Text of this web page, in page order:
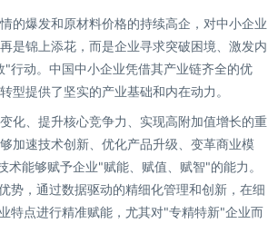
的爆发和原材料价格的持续高企，对中小企业
是锦上添花，而是企业寻求突破困境、激发内
行动。中国中小企业凭借其产业链齐全的优
提供了坚实的产业基础和内在动力。
化、提升核心竞争力、实现高附加值增长的重
加速技术创新、优化产品升级、变革商业模
能够赋予企业"赋能、赋值、赋智"的能力。
势，通过数据驱动的精细化管理和创新，在细
特点进行精准赋能，尤其对"专精特新"企业而